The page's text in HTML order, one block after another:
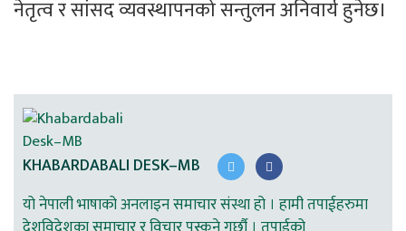
नेतृत्व र सांसद व्यवस्थापनको सन्तुलन अनिवार्य हुनेछ।
KHABARDABALI DESK–MB
यो नेपाली भाषाको अनलाइन समाचार संस्था हो । हामी तपाईहरुमा